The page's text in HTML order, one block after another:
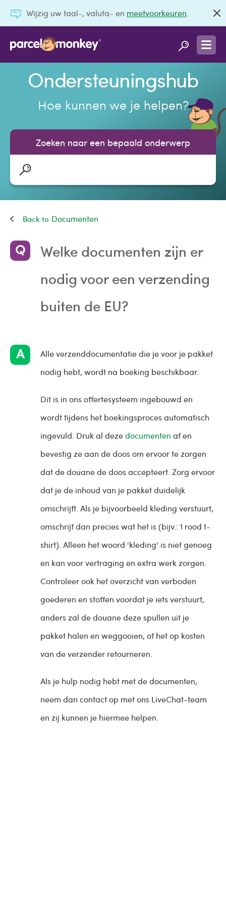
Wijzig uw taal-, valuta- en meetvoorkeuren
Ondersteuningshub
Hoe kunnen we je helpen?
Zoeken naar een bepaald onderwerp
Documenten
Welke documenten zijn er
nodig voor een verzending
buiten de EU?
Alle verzenddocumentatie die je voor je pakket
nodig hebt, wordt na boeking beschikbaar.
Dit is in ons offertesysteem ingebouwd en
wordt tijdens het boekingsproces automatisch
ingevuld. Druk al dezedocumenten af en
bevestig ze aan de doos om ervoor te zorgen
dat de douane de doos accepteert. Zorg ervoor
dat je de inhoud van je pakket duidelijk
omschrijft. Als je bijvoorbeeld kleding verstuurt,
omschrijf dan precies wat het is (bijv.: 1 rood t-
shirt). Alleen het woord 'kleding' is niet genoeg
en kan voor vertraging en extra werk zorgen.
Controleer ook het overzicht van verboden
goederen en stoffen voordat je iets verstuurt,
anders zal de douane deze spullen uit je
pakket halen en weggooien, of het op kosten
van de verzender retourneren.
Als je hulp nodig hebt met de documenten,
neem dan contact op met ons LiveChat-team
en zij kunnen je hiermee helpen.